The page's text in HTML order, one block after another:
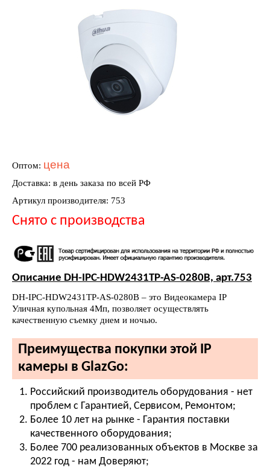
Оптом: цена
Доставка: в день заказа по всей РФ
Артикул производителя: 753
Снято с производства
Описание DH-IPC-HDW2431TP-AS-0280B, арт.753
DH-IPC-HDW2431TP-AS-0280B – это Видеокамера IP
Уличная купольная 4Мп, позволяет осуществлять
качественную съемку днем и ночью.
Преимущества покупки этой IP
камеры в GlazGo:
Российский производитель оборудования - нет
проблем с Гарантией, Сервисом, Ремонтом;
Более 10 лет на рынке - Гарантия поставки
качественного оборудования;
Более 700 реализованных объектов в Москве за
2022 год - нам Доверяют;